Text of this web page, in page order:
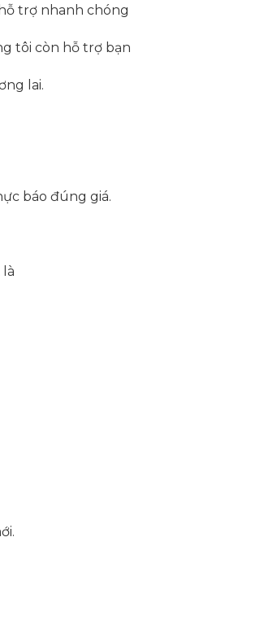
trợ nhanh chóng
tôi còn hỗ trợ bạn
lai.
báo đúng giá.